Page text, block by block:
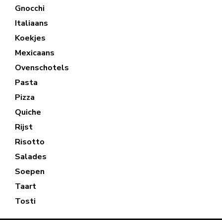
Gnocchi
Italiaans
Koekjes
Mexicaans
Ovenschotels
Pasta
Pizza
Quiche
Rijst
Risotto
Salades
Soepen
Taart
Tosti